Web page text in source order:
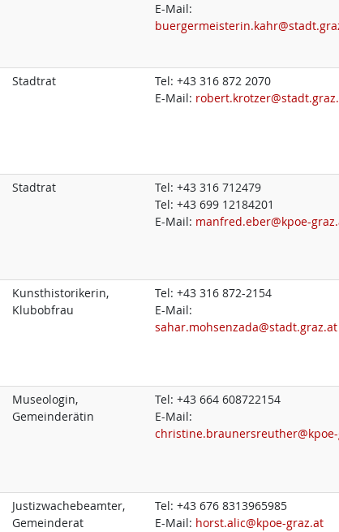
E-Mail:
Stadtrat Tel:+43 316 872 2070
E-Mail:
Stadtrat Tel:+43 316 712479
Tel:+43 699 12184201
E-Mail: manfred.eber@kpoe-
Kunsthistorikerin,
Klubobfrau
Tel:+43 316 872-2154
E-Mail:
sahar.mohsenzada@stadt.graz.at
Museologin,
Gemeinderätin
Tel:+43 664 608722154
E-Mail:
Justizwachebeamter,
Gemeinderat
Tel:+43 676 8313965985
E-Mail: horst.alic@kpoe-graz.at